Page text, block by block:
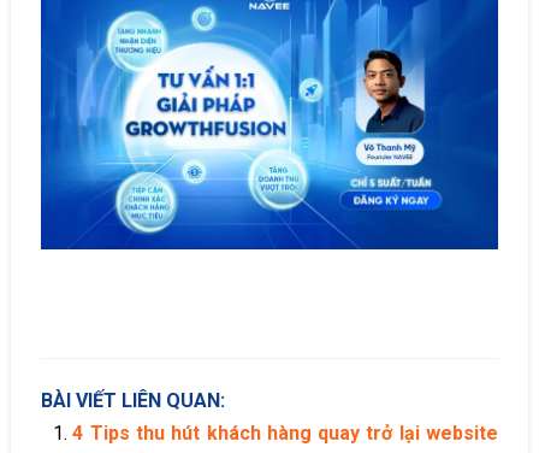
BÀI VIẾT LIÊN QUAN:
4 Tips thu hút khách hàng quay trở lại website